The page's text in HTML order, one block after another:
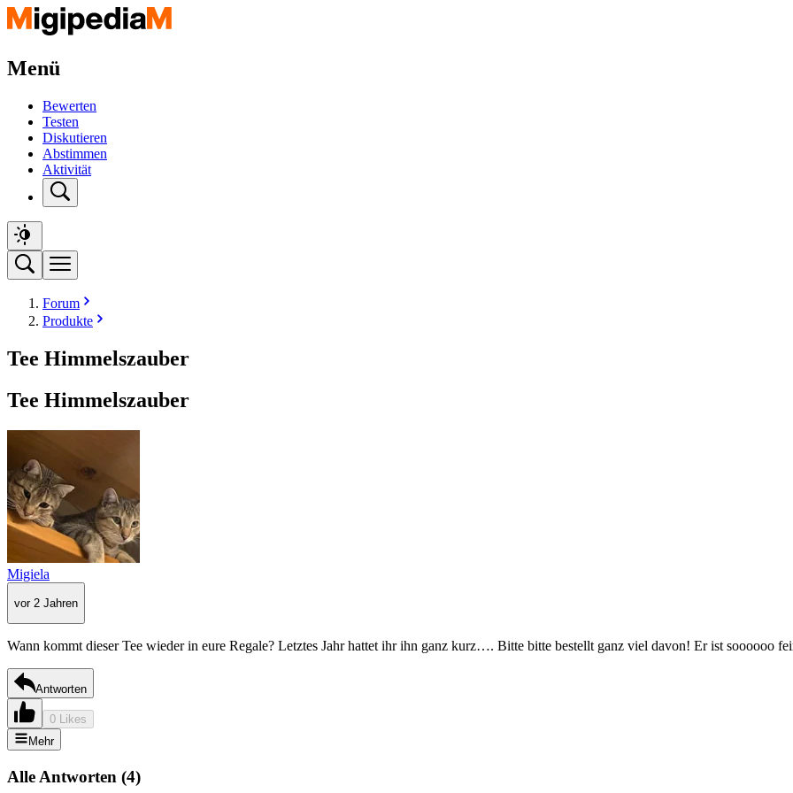
Menü
Bewerten
Testen
Diskutieren
Abstimmen
Aktivität
Forum
Produkte
Tee Himmelszauber
Tee Himmelszauber
Migiela
vor 2 Jahren
Wann kommt dieser Tee wieder in eure Regale? Letztes Jahr hattet ihr ihn ganz kurz…. Bitte bitte bestellt ganz viel davon! Er ist soooooo
Antworten
0 Likes
Mehr
Alle Antworten (4)